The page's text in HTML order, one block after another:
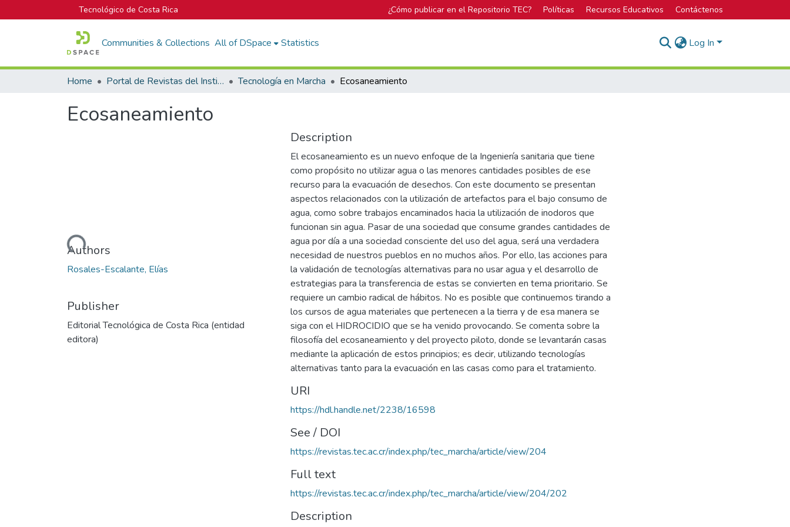
Tecnológico de Costa Rica ¿Cómo publicar en el Repositorio TEC? Políticas Recursos Educativos Contáctenos
Communities & Collections All of DSpace Statistics Log In
Home Portal de Revistas del Instituto Tecnológico de Costa Rica Tecnología en Marcha Ecosaneamiento
Ecosaneamiento
Loading...
Authors
Rosales-Escalante, Elías
Publisher
Editorial Tecnológica de Costa Rica (entidad
editora)
Description
El ecosaneamiento es un nuevo enfoque de la Ingeniería sanitaria que tiene
como propósito no utilizar agua o las menores cantidades posibles de ese
recurso para la evacuación de desechos. Con este documento se presentan
aspectos relacionados con la utilización de artefactos para el bajo consumo de
agua, como sobre trabajos encaminados hacia la utilización de inodoros que
funcionan sin agua. Pasar de una sociedad que consume grandes cantidades de
agua por día a una sociedad consciente del uso del agua, será una verdadera
necesidad de nuestros pueblos en no muchos años. Por ello, las acciones para
la validación de tecnologías alternativas para no usar agua y el desarrollo de
estrategias para la transferencia de estas se convierten en tema prioritario. Se
requiere un cambio radical de hábitos. No es posible que continuemos tirando a
los cursos de agua materiales que pertenecen a la tierra y de esa manera se
siga con el HIDROCIDIO que se ha venido provocando. Se comenta sobre la
filosofía del ecosaneamiento y del proyecto piloto, donde se levantarán casas
mediante la aplicación de estos principios; es decir, utilizando tecnologías
alternativas tanto para la evacuación en las casas como para el tratamiento.
URI
https://hdl.handle.net/2238/16598
See / DOI
https://revistas.tec.ac.cr/index.php/tec_marcha/article/view/204
Full text
https://revistas.tec.ac.cr/index.php/tec_marcha/article/view/204/202
Description